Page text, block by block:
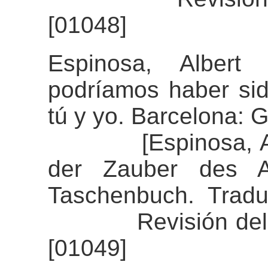
[01048]
Espinosa,
podríamos haber
tú y yo. Barcelona:
[Espinosa,
der Zauber des
Taschenbuch.
Revisión del
[01049]